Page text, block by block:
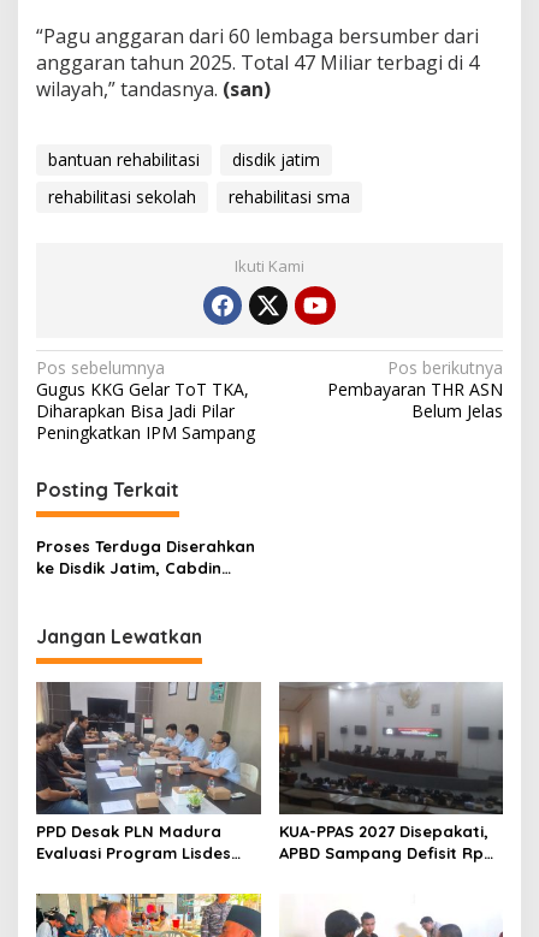
“Pagu anggaran dari 60 lembaga bersumber dari
anggaran tahun 2025. Total 47 Miliar terbagi di 4
wilayah,” tandasnya. (san)
bantuan rehabilitasi
disdik jatim
rehabilitasi sekolah
rehabilitasi sma
Ikuti Kami
Navigasi
pos
Pos sebelumnya
Gugus KKG Gelar ToT TKA,
Diharapkan Bisa Jadi Pilar
Peningkatkan IPM Sampang
Pos berikutnya
Pembayaran THR ASN
Belum Jelas
Posting Terkait
Proses Terduga Diserahkan
ke Disdik Jatim, Cabdin
Jangan Lewatkan
PPD Desak PLN Madura
Evaluasi Program Lisdes
KUA-PPAS 2027 Disepakati,
APBD Sampang Defisit Rp